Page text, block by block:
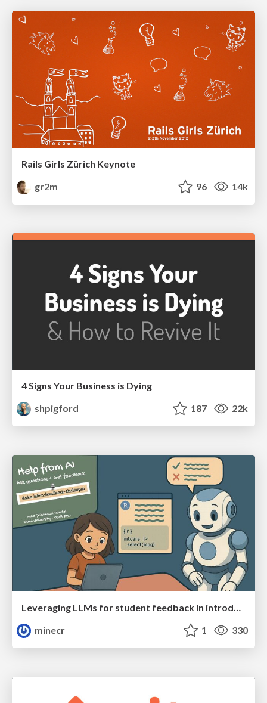
Rails Girls Zürich Keynote
gr2m
96 14k
4 Signs Your Business is Dying
shpigford
187 22k
Leveraging LLMs for student feedback in introductory data science courses - posit::conf(2025)
minecr
1 330